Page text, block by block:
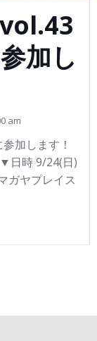
加し
am
加します！
▼日時 9/24(日)
ガヤプレイス